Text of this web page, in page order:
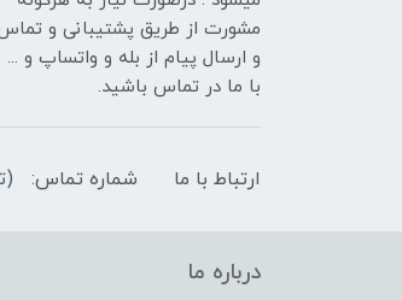
مشورت از طریق پشتیبانی و
و ارسال پیام از بله و واتساپ و ...
با ما در تماس باشید.
ارتباط با ما شماره تماس:
درباره ما